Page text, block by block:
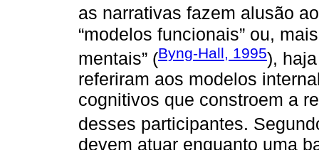
as narrativas fazem alusão
“modelos funcionais” ou,
mentais” (Byng-Hall, 1995),
referiram aos modelos
cognitivos que constroem a
desses participantes.
devem atuar enquanto uma